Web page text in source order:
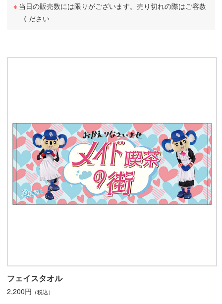
当日の販売数には限りがございます。売り切れの際はご容赦
ください
フェイスタオル
2,200円 （税込）